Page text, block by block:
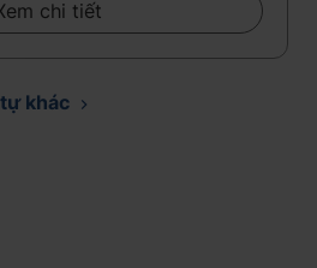
chi tiết
khác